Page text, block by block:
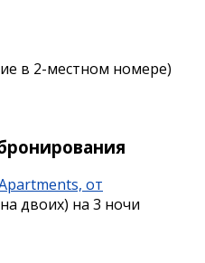
в 2-местном номере)
от
двоих) на 3 ночи